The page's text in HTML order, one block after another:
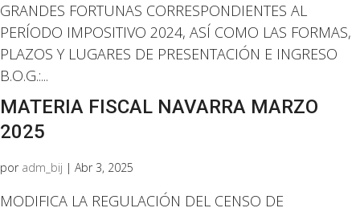
GRANDES FORTUNAS CORRESPONDIENTES AL
PERÍODO IMPOSITIVO 2024, ASÍ COMO LAS FORMAS,
PLAZOS Y LUGARES DE PRESENTACIÓN E INGRESO
B.O.G.:...
MATERIA FISCAL NAVARRA MARZO
2025
por adm_bij | Abr 3, 2025
MODIFICA LA REGULACIÓN DEL CENSO DE